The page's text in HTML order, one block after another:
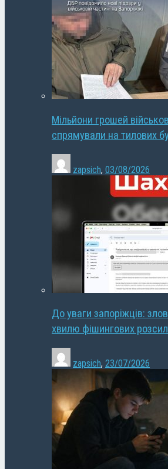
Мільйони грошей
спрямували на тилових
zapsich, 03/08/2026
До уваги запоріжців:
хвилю фішингових
zapsich, 23/07/2026